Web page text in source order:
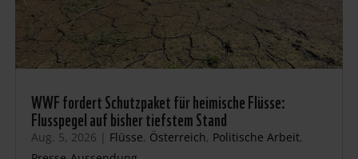
WWF fordert Schutzpaket für heimische Flüsse:
Flusspegel auf bisher tiefstem Stand
Aug. 5, 2026 | Flüsse, Österreich, Politische Arbeit,